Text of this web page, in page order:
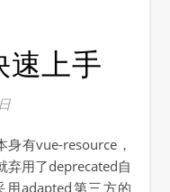
速上手
弃用了deprecated自
用adapted第三方的